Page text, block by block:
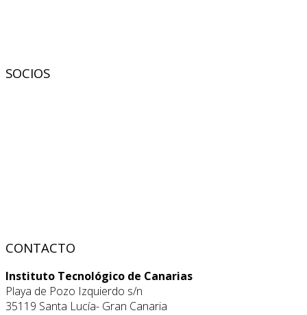
SOCIOS
CONTACTO
Instituto Tecnológico de Canarias
Playa de Pozo Izquierdo s/n
35119 Santa Lucía- Gran Canaria